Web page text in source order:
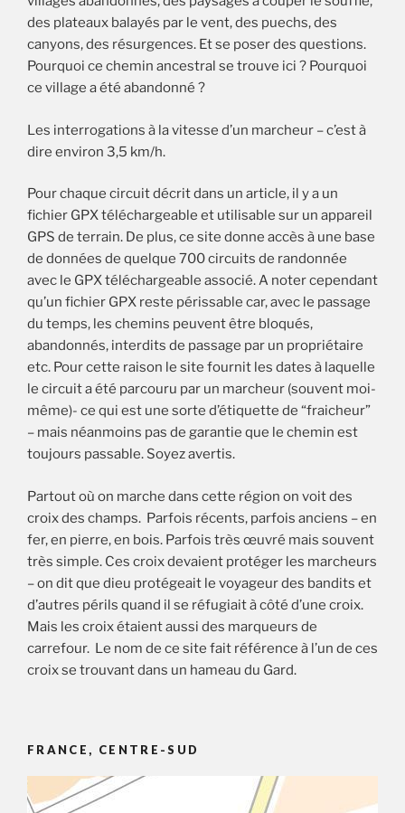
des plateaux balayés par le vent, des puechs, des
canyons, des résurgences. Et se poser des questions.
Pourquoi ce chemin ancestral se trouve ici ? Pourquoi
ce village a été abandonné ?
Les interrogations à la vitesse d’un marcheur – c’est à
dire environ 3,5 km/h.
Pour chaque circuit décrit dans un article, il y a un
fichier GPX téléchargeable et utilisable sur un appareil
GPS de terrain. De plus, ce site donne accès à une base
de données de quelque 700 circuits de randonnée
avec le GPX téléchargeable associé. A noter cependant
qu’un fichier GPX reste périssable car, avec le passage
du temps, les chemins peuvent être bloqués,
abandonnés, interdits de passage par un propriétaire
etc. Pour cette raison le site fournit les dates à laquelle
le circuit a été parcouru par un marcheur (souvent moi-
même)- ce qui est une sorte d’étiquette de “fraicheur”
– mais néanmoins pas de garantie que le chemin est
toujours passable. Soyez avertis.
Partout où on marche dans cette région on voit des
croix des champs. Parfois récents, parfois anciens – en
fer, en pierre, en bois. Parfois très œuvré mais souvent
très simple. Ces croix devaient protéger les marcheurs
– on dit que dieu protégeait le voyageur des bandits et
d’autres périls quand il se réfugiait à côté d’une croix.
Mais les croix étaient aussi des marqueurs de
carrefour. Le nom de ce site fait référence à l’un de ces
croix se trouvant dans un hameau du Gard.
FRANCE, CENTRE-SUD